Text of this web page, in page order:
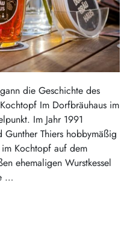
die Geschichte des
Im Dorfbräuhaus im
Im Jahr 1991
Gunther Thiers hobbymäßig
Kochtopf auf dem
ehemaligen Wurstkessel
…